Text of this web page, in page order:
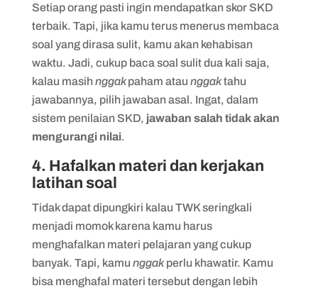
Setiap orang pasti ingin mendapatkan skor SKD
terbaik. Tapi, jika kamu terus menerus membaca
soal yang dirasa sulit, kamu akan kehabisan
waktu. Jadi, cukup baca soal sulit dua kali saja,
kalau masihnggakpaham atau nggaktahu
jawabannya, pilih jawaban asal. Ingat, dalam
sistem penilaian SKD, jawaban salah tidak akan
mengurangi nilai.
4. Hafalkan materi dan kerjakan
latihan soal
Tidak dapat dipungkiri kalau TWK seringkali
menjadi momok karena kamu harus
menghafalkan materi pelajaran yang cukup
banyak. Tapi, kamu nggakperlu khawatir. Kamu
bisa menghafal materi tersebut dengan lebih